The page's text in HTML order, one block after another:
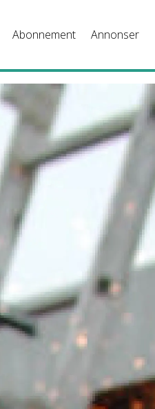
Abonnement Annonser